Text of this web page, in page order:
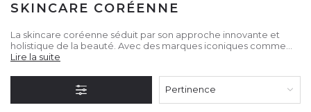
SKINCARE CORÉENNE
La skincare coréenne séduit par son approche innovante et
holistique de la beauté. Avec des marques iconiques comme
COSRX, Beauty of Joseon, Banila Co et Kocostar, Bleu Libellule
plaisir d’utilisation. Transformez votre routine quotidienne avec
des produits conçus pour révéler l’éclat naturel de votre peau.
Lire la suite
Pertinence